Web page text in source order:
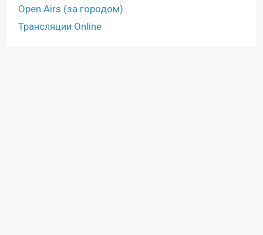
Open Airs (за городом)
Трансляции Online